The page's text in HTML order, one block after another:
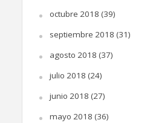
octubre 2018 (39)
septiembre 2018 (31)
agosto 2018 (37)
julio 2018 (24)
junio 2018 (27)
mayo 2018 (36)